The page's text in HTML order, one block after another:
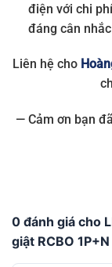
điện với chi
đáng cân
Liên hệ cho
— Cảm ơn bạn
0 đánh giá cho
giật RCBO